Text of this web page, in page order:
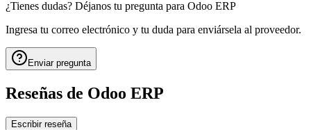
¿Tienes dudas? Déjanos tu pregunta para Odoo ERP
Ingresa tu correo electrónico y tu duda para enviársela al proveedor.
Enviar pregunta
Reseñas de Odoo ERP
Escribir reseña